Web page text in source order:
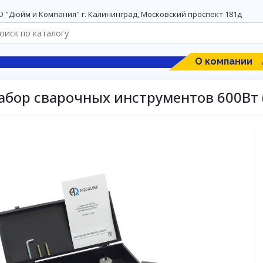
"Дюйм и Компания" г. Калининград, Московский проспект 181д
О компании
сварочных инструментов